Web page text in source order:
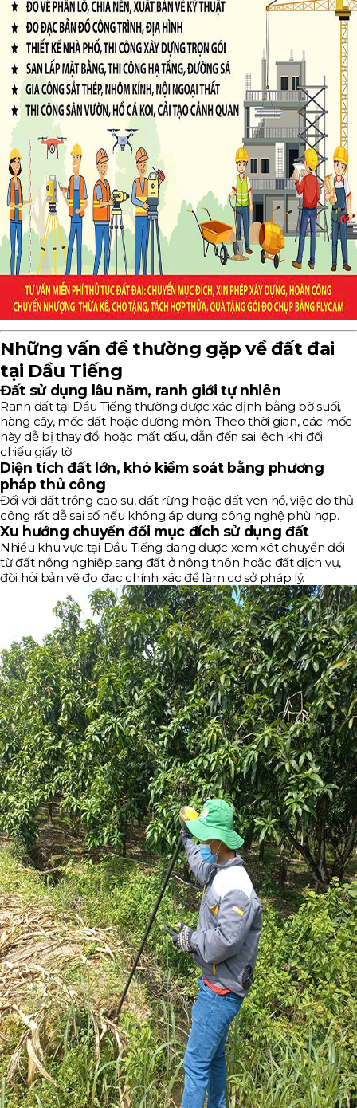
Những vấn đề thường gặp về đất đai
tại Dầu Tiếng
Đất sử dụng lâu năm, ranh giới tự nhiên
Ranh đất tại Dầu Tiếng thường được xác định bằng bờ suối,
hàng cây, mốc đất hoặc đường mòn. Theo thời gian, các mốc
này dễ bị thay đổi hoặc mất dấu, dẫn đến sai lệch khi đối
chiếu giấy tờ.
Diện tích đất lớn, khó kiểm soát bằng phương
pháp thủ công
Đối với đất trồng cao su, đất rừng hoặc đất ven hồ, việc đo thủ
công rất dễ sai số nếu không áp dụng công nghệ phù hợp.
Xu hướng chuyển đổi mục đích sử dụng đất
Nhiều khu vực tại Dầu Tiếng đang được xem xét chuyển đổi
từ đất nông nghiệp sang đất ở nông thôn hoặc đất dịch vụ,
đòi hỏi bản vẽ đo đạc chính xác để làm cơ sở pháp lý.